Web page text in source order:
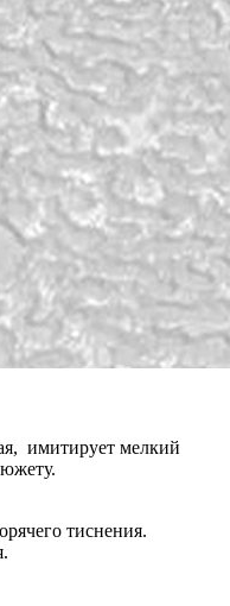
имитирует мелкий
тиснения.